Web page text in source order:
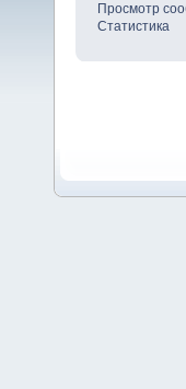
Просмотр
Статистика